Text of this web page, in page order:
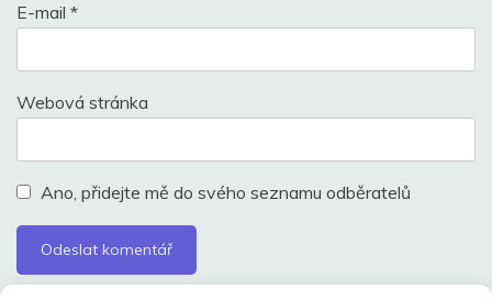
E-mail *
Webová stránka
Ano, přidejte mě do svého seznamu odběratelů